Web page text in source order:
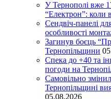
У Тернополі вже
“Електрон”: коли
Сендвіч-панелі
особливості
Загинув боєць
Тернопільщини
Спека до +40 та
погоди на
Самовільно
Тернопільщині
05.08.2026